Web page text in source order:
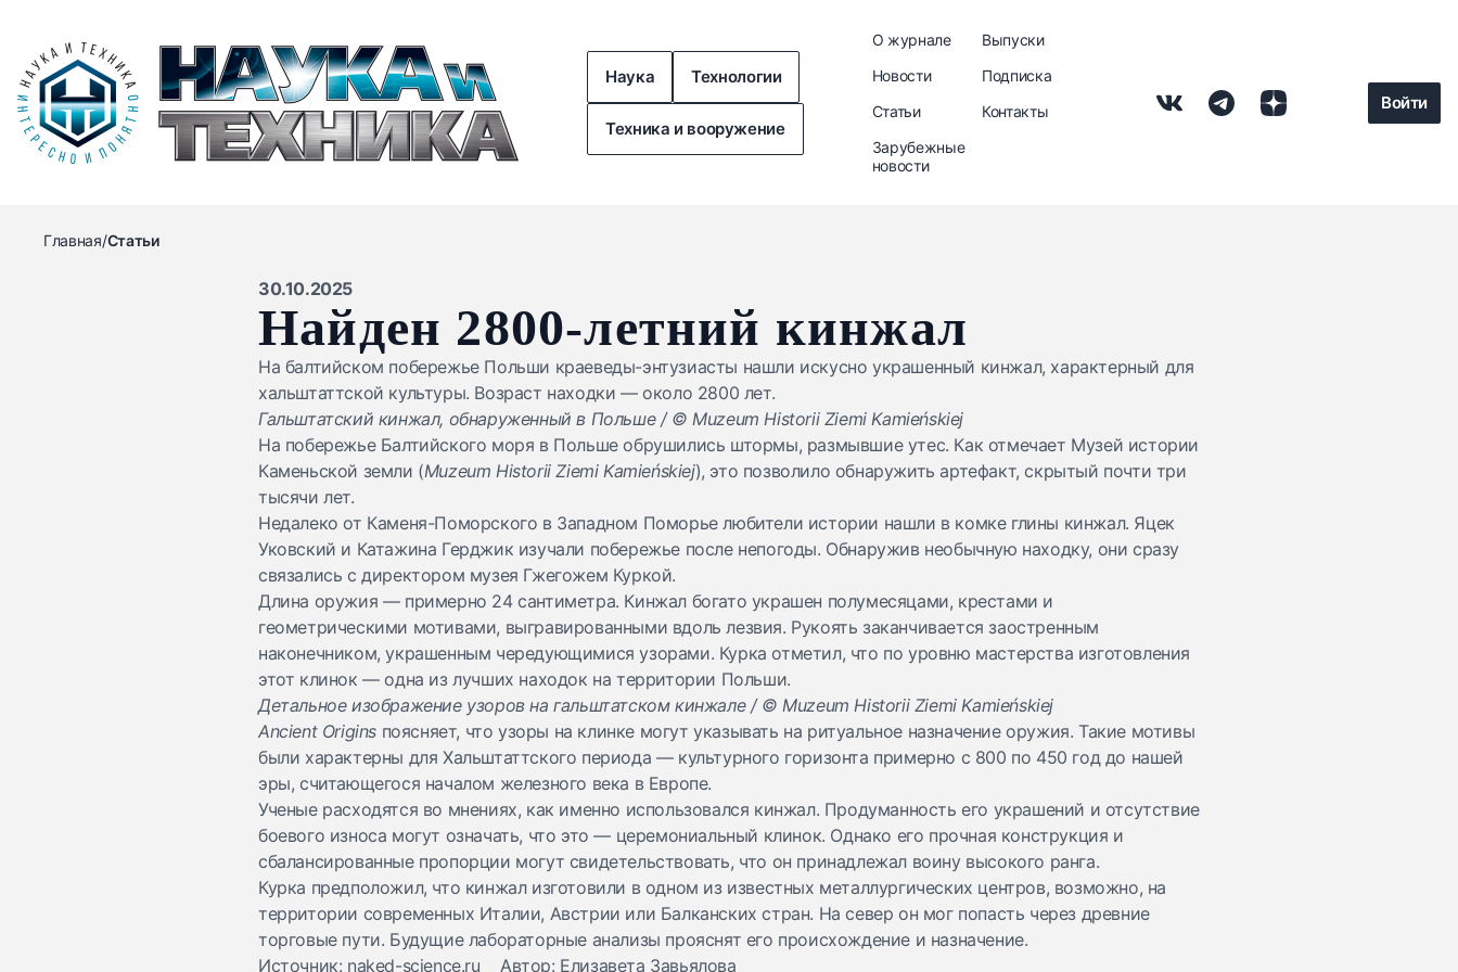
Наука Технологии
Техника и вооружение
О журнале
Выпуски
Новости
Подписка
Статьи
Контакты
Зарубежные
новости
Войти
Главная/Статьи
30.10.2025
Найден 2800-летний кинжал
На балтийском побережье Польши краеведы-энтузиасты нашли искусно украшенный кинжал, характерный для
хальштаттской культуры. Возраст находки — около 2800 лет.
Гальштатский кинжал, обнаруженный в Польше / © Muzeum Historii Ziemi Kamieńskiej
На побережье Балтийского моря в Польше обрушились штормы, размывшие утес. Как отмечает Музей истории
Каменьской земли (Muzeum Historii Ziemi Kamieńskiej), это позволило обнаружить артефакт, скрытый почти три
тысячи лет.
Недалеко от Каменя-Поморского в Западном Поморье любители истории нашли в комке глины кинжал. Яцек
Уковский и Катажина Герджик изучали побережье после непогоды. Обнаружив необычную находку, они сразу
связались с директором музея Гжегожем Куркой.
Длина оружия — примерно 24 сантиметра. Кинжал богато украшен полумесяцами, крестами и
геометрическими мотивами, выгравированными вдоль лезвия. Рукоять заканчивается заостренным
наконечником, украшенным чередующимися узорами. Курка отметил, что по уровню мастерства изготовления
этот клинок — одна из лучших находок на территории Польши.
Детальное изображение узоров на гальштатском кинжале / © Muzeum Historii Ziemi Kamieńskiej
Ancient Origins поясняет, что узоры на клинке могут указывать на ритуальное назначение оружия. Такие мотивы
были характерны для Хальштаттского периода — культурного горизонта примерно с 800 по 450 год до нашей
эры, считающегося началом железного века в Европе.
Ученые расходятся во мнениях, как именно использовался кинжал. Продуманность его украшений и отсутствие
боевого износа могут означать, что это — церемониальный клинок. Однако его прочная конструкция и
сбалансированные пропорции могут свидетельствовать, что он принадлежал воину высокого ранга.
Курка предположил, что кинжал изготовили в одном из известных металлургических центров, возможно, на
территории современных Италии, Австрии или Балканских стран. На север он мог попасть через древние
торговые пути. Будущие лабораторные анализы прояснят его происхождение и назначение.
Источник: naked-science.ru Автор: Елизавета Завьялова